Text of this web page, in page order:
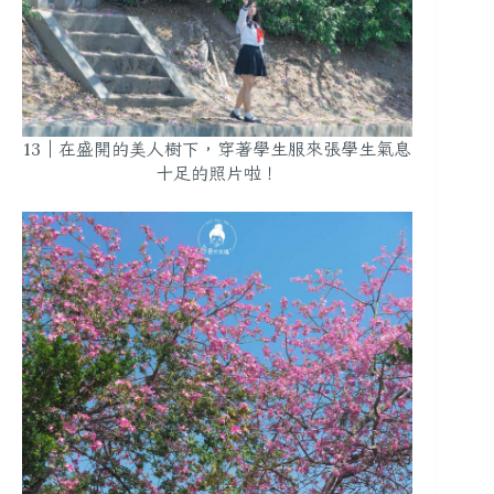
13｜在盛開的美人樹下，穿著學生服來張學生氣息
十足的照片啦！